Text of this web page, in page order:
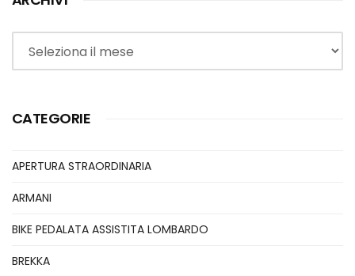
Archivi
CATEGORIE
APERTURA STRAORDINARIA
ARMANI
BIKE PEDALATA ASSISTITA LOMBARDO
BREKKA